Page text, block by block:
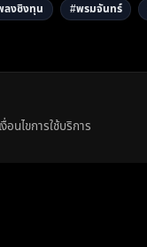
ลงชิงทุน #พรมจันทร์
เงื่อนไขการใช้บริการ